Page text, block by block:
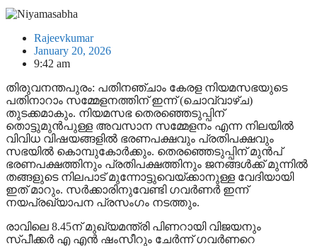
Rajeevkumar
January 20, 2026
9:42 am
തിരുവനന്തപുരം: പതിനഞ്ചാം കേരള നിയമസഭയുടെ
പതിനാറാം സമ്മേളനത്തിന് ഇന്ന് (ചൊവ്വാഴ്ച)
തുടക്കമാകും. നിയമസഭ തെരഞ്ഞെടുപ്പിന്
തൊട്ടുമുന്‍പുള്ള അവസാന സമ്മേളനം എന്ന നിലയില്‍
വിവിധ വിഷയങ്ങളില്‍ ഭരണപക്ഷവും പ്രതിപക്ഷവും
സഭയില്‍ കൊമ്പുകോര്‍ക്കും. തെരഞ്ഞെടുപ്പിന് മുന്‍പ്
ഭരണപക്ഷത്തിനും പ്രതിപക്ഷത്തിനും ജനങ്ങള്‍ക്ക് മുന്നില്‍
തങ്ങളുടെ നിലപാട് മുന്നോട്ടുവെയ്ക്കാനുള്ള വേദിയായി
ഇത് മാറും. സര്‍ക്കാരിനുവേണ്ടി ഗവര്‍ണര്‍ ഇന്ന്
നയപ്രഖ്യാപന പ്രസംഗം നടത്തും.
രാവിലെ 8.45ന് മുഖ്യമന്ത്രി പിണറായി വിജയനും
സ്പീക്കര്‍ എ എന്‍ ഷംസീറും ചേര്‍ന്ന് ഗവര്‍ണറെ